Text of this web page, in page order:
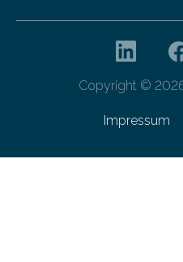
Copyright ©
Impressum